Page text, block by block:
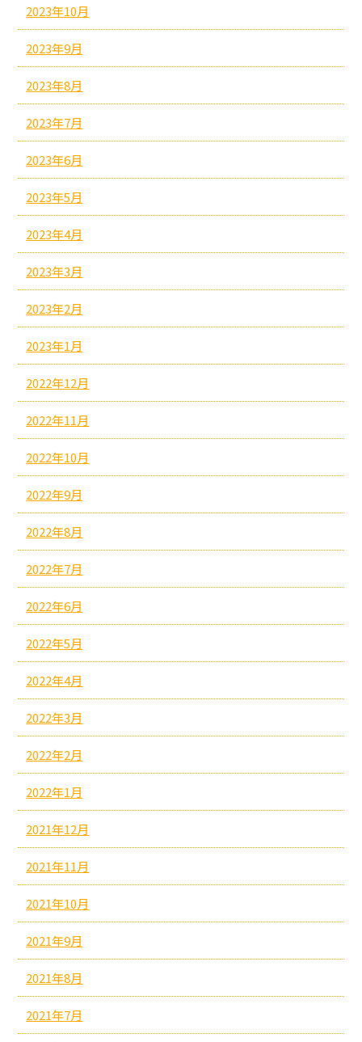
2023年10月
2023年9月
2023年8月
2023年7月
2023年6月
2023年5月
2023年4月
2023年3月
2023年2月
2023年1月
2022年12月
2022年11月
2022年10月
2022年9月
2022年8月
2022年7月
2022年6月
2022年5月
2022年4月
2022年3月
2022年2月
2022年1月
2021年12月
2021年11月
2021年10月
2021年9月
2021年8月
2021年7月